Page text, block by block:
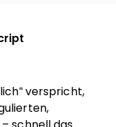
verspricht,
schnell das